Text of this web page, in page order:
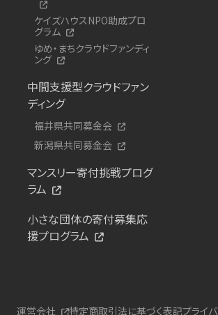
ケイズハウスNPO助成プロ
グラム
ゆめ・まちクラウドファンディ
ング
中間支援型クラウドファン
ディング
福井県共同募金会
新潟県共同募金会
マンスリー寄付挑戦プログ
ラム
小さな団体の寄付募集応
援プログラム
運営会社 特定商取引法に基づく表記プライ